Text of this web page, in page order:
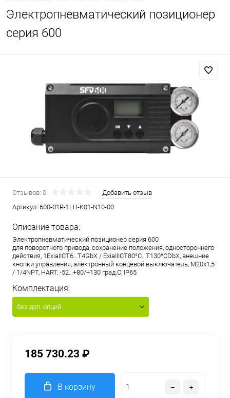
Электропневматический позиционер
серия 600
Отзывов: 0
Добавить отзыв
Артикул: 600-01R-1LH-K01-N10-00
Описание товара:
Электропневматический позиционер серия 600
для поворотного привода, сохранение положения, одностороннего
действия, 1ExiaIICT6…T4GbX / ExiaIIICT80°C…T130°CDbX, внешние
кнопки управления, электронный концевой выключатель, M20x1,5
/ 1/4NPT, HART, -52…+80/+130 град.С, IP65
Комплектация:
без доп. опций
185 730.23 ₽
В корзину